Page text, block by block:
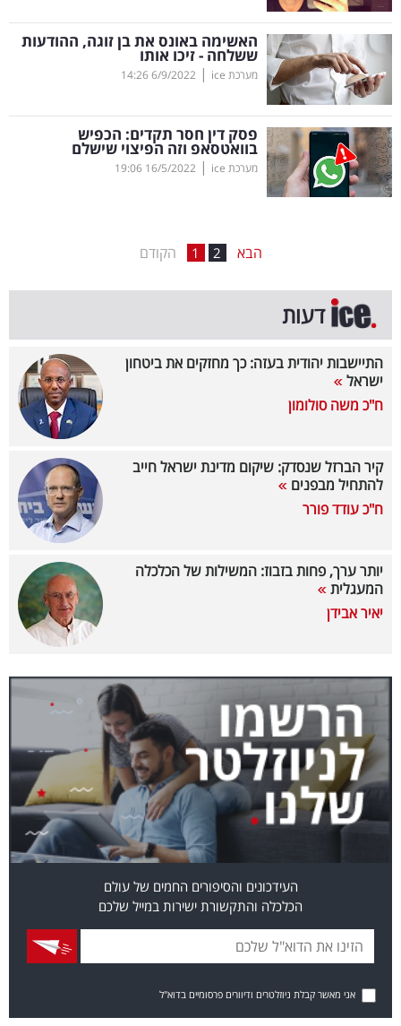
מינויים
רייטינג
רכב
בריאות
תרבות
TOP-
5
המילון
הכלכלי
40
UNDER
שיתופי
דרושים
ניוזלטרים
פרסמו
באייס
עקבו
האשימה באונס את בן זוגה, ההודעות
ששלחה - זיכו אותו
מערכת ice |
6/9/2022
14:26
פסק דין חסר תקדים: הכפיש
בוואטסאפ וזה הפיצוי שישלם
מערכת ice |
16/5/2022
19:06
הקודם 1 2 הבא
דעות
התיישבות יהודית בעזה: כך מחזקים את ביטחון
ישראל
ח"כ משה סולומון
קיר הברזל שנסדק: שיקום מדינת ישראל חייב
להתחיל מבפנים
ח"כ עודד פורר
יותר ערך, פחות בזבוז: המשילות של הכלכלה
המעגלית
יאיר אבידן
העידכונים והסיפורים החמים של עולם
הכלכלה והתקשורת ישירות במייל שלכם
אני מאשר קבלת ניוזלטרים ודיוורים פרסומיים בדוא"ל